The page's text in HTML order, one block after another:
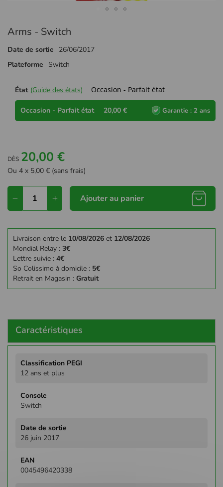
au
de
la
Arms - Switch
Date de sortie
26/06/2017
Plateforme
Switch
État (Guide des états) Occasion - Parfait état
Occasion - Parfait état 20,00 € Garantie : 2 ans
DÈS 20,00 €
Ou 4 x 5,00 € (sans frais)
Ajouter au panier
Livraison entre le 10/08/2026 et 12/08/2026
Mondial Relay : 3€
Lettre suivie : 4€
So Colissimo à domicile : 5€
Retrait en Magasin : Gratuit
Caractéristiques
d'infos
12 ans et plus
Switch
26 juin 2017
0045496420338